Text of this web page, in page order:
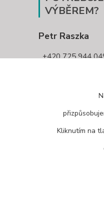
VÝBĚREM?
Petr Raszka
+420 725 944
Kliknutím na